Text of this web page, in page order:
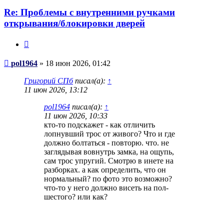
Re: Проблемы с внутренними ручками
открывания/блокировки дверей
Сообщение
pol1964 » 18 июн 2026, 01:42
Григорий СПбписал(а): ↑
11 июн 2026, 13:12
pol1964 писал(а): ↑
11 июн 2026, 10:33
кто-то подскажет - как отличить
лопнувший трос от живого? Что и где
должно болтаться - повторю. что. не
заглядывая вовнутрь замка, на ощупь,
сам трос упругий. Смотрю в инете на
разборках. а как определить, что он
нормальный? по фото это возможно?
что-то у него должно висеть на пол-
шестого? или как?